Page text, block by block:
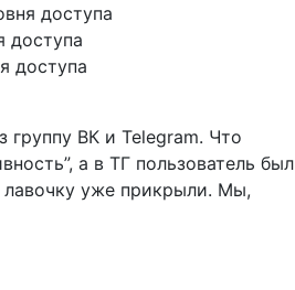
доступа
доступа
доступа
группу ВК и Telegram. Что
а в ТГ пользователь был
лавочку уже прикрыли. Мы,